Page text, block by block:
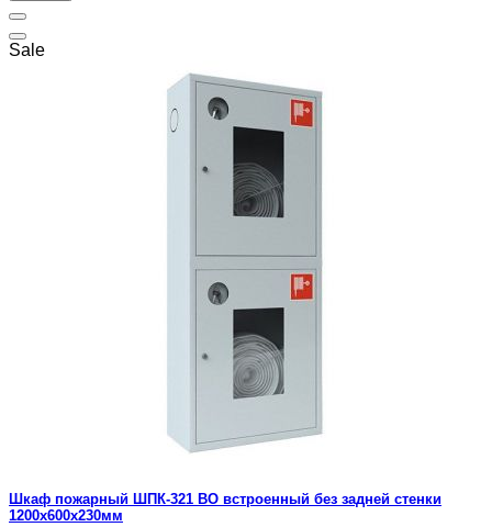
Sale
Шкаф пожарный ШПК-321 ВО встроенный без задней стенки
1200х600х230мм